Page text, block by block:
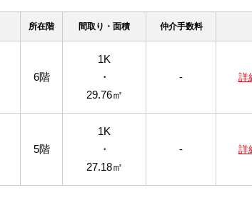
所在階 間取り・面積 仲介手数料
6階
1K
・
29.76㎡
- 詳
5階
1K
・
27.18㎡
- 詳